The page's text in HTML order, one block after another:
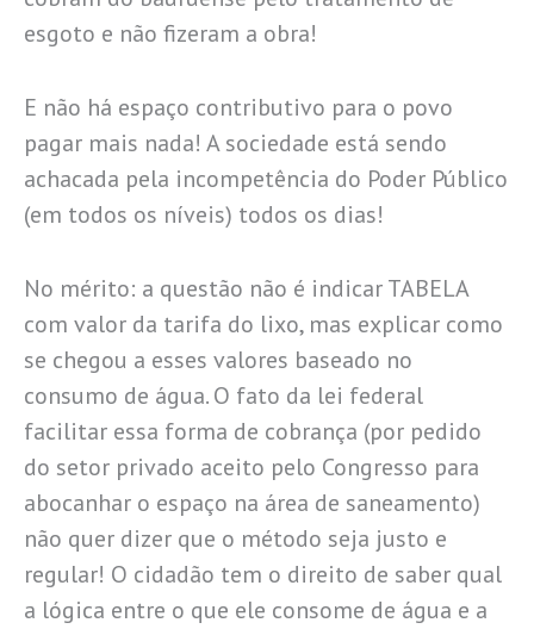
esgoto e não fizeram a obra!
E não há espaço contributivo para o povo
pagar mais nada! A sociedade está sendo
achacada pela incompetência do Poder Público
(em todos os níveis) todos os dias!
No mérito: a questão não é indicar TABELA
com valor da tarifa do lixo, mas explicar como
se chegou a esses valores baseado no
consumo de água. O fato da lei federal
facilitar essa forma de cobrança (por pedido
do setor privado aceito pelo Congresso para
abocanhar o espaço na área de saneamento)
não quer dizer que o método seja justo e
regular! O cidadão tem o direito de saber qual
a lógica entre o que ele consome de água e a